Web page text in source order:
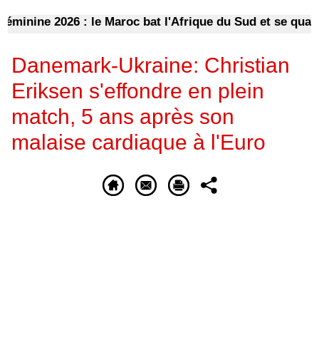
2026 : le Maroc bat l'Afrique du Sud et se qualifie
Danemark-Ukraine: Christian
Eriksen s'effondre en plein
match, 5 ans après son
malaise cardiaque à l'Euro